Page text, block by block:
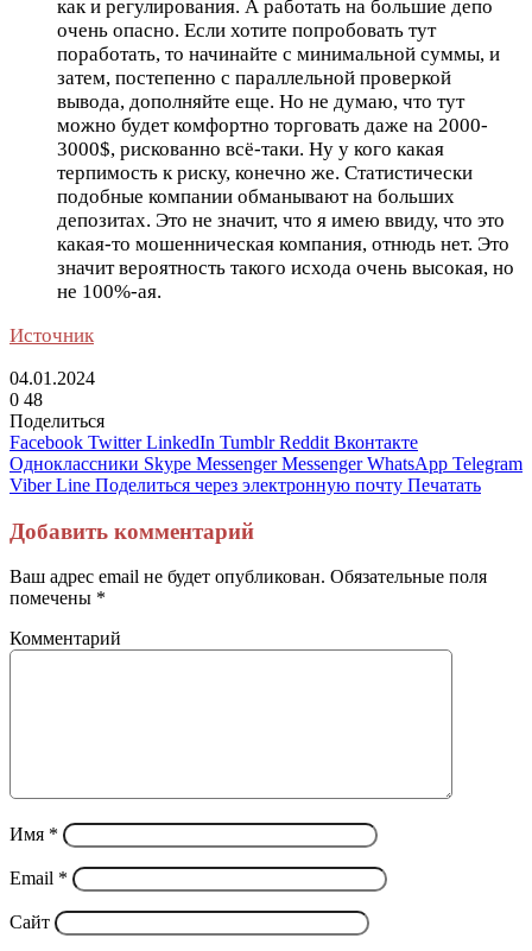
как и регулирования. А работать на большие депо
очень опасно. Если хотите попробовать тут
поработать, то начинайте с минимальной суммы, и
затем, постепенно с параллельной проверкой
вывода, дополняйте еще. Но не думаю, что тут
можно будет комфортно торговать даже на 2000-
3000$, рискованно всё-таки. Ну у кого какая
терпимость к риску, конечно же. Статистически
подобные компании обманывают на больших
депозитах. Это не значит, что я имею ввиду, что это
какая-то мошенническая компания, отнюдь нет. Это
значит вероятность такого исхода очень высокая, но
не 100%-ая.
Источник
04.01.2024
0 48
Поделиться
Facebook Twitter LinkedIn Tumblr Reddit Вконтакте
Одноклассники Skype Messenger Messenger WhatsApp Telegram
Viber Line Поделиться через электронную почту Печатать
Добавить комментарий
Ваш адрес email не будет опубликован. Обязательные поля
помечены *
Комментарий
Имя *
Email *
Сайт